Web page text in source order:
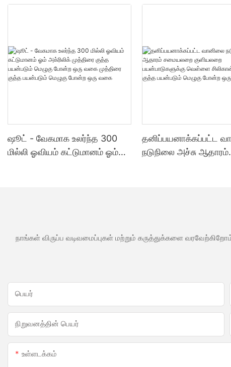
ஷூட் - வேகமாக உலர்ந்த 300
மில்லி ஓவியம் கட்டுமானம் ஓம்
தனிப்பயனாக்கப்பட்ட
நடுநிலை அச்சு ஆதாரம்
நாங்கள் விருப்ப வடிவமைப்புகள் மற்றும் கருத்துக்களை
பெயர்
நிறுவனத்தின் பெயர்
உள்ளடக்கம்